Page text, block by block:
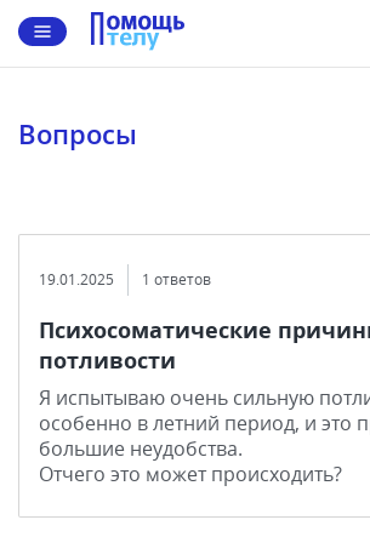
Вопросы
19.01.2025 1 ответов
Психосоматические
потливости
Я испытываю очень сильную
особенно в летний период, и это
большие неудобства.
Отчего это может происходить?